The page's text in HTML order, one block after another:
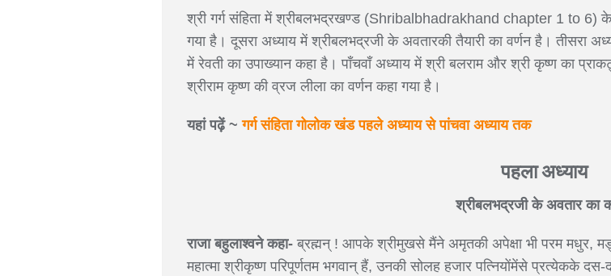
श्री गर्ग संहिता में श्रीबलभद्रखण्ड (Shribalbhadrakhand chapter 1 to 6)
गया है। दूसरा अध्याय में श्रीबलभद्रजी के अवतारकी तैयारी का वर्णन है। तीसरा
में रेवती का उपाख्यान कहा है। पाँचवाँ अध्याय में श्री बलराम और श्री कृष्ण का
श्रीराम कृष्ण की व्रज लीला का वर्णन कहा गया है।
यहां पढ़ें ~गर्ग संहिता गोलोक खंड पहले अध्याय से पांचवा अध्याय तक
पहला अध्याय
श्रीबलभद्रजी के अवतार का
राजा बहुलाश्वने कहा-ब्रह्मन् ! आपके श्रीमुखसे मैंने अमृतकी अपेक्षा भी परम मधुर,
महात्मा श्रीकृष्ण परिपूर्णतम भगवान् हैं, उनकी सोलह हजार पत्नियोंमेंसे प्रत्येकके